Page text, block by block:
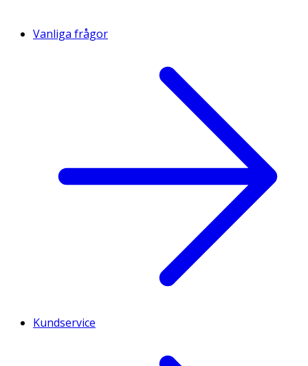
Vanliga frågor
Kundservice